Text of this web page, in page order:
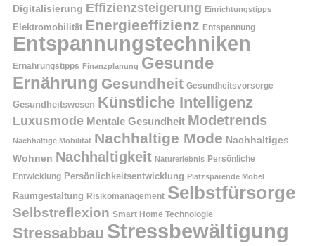
Digitalisierung Effizienzsteigerung Einrichtungstipps
Elektromobilität Energieeffizienz Entspannung
Entspannungstechniken
Ernährungstipps Finanzplanung Gesunde
Ernährung Gesundheit Gesundheitsvorsorge
Gesundheitswesen Künstliche Intelligenz
Luxusmode Mentale Gesundheit Modetrends
Nachhaltige Mobilität Nachhaltige Mode Nachhaltiges
Wohnen Nachhaltigkeit Naturerlebnis Persönliche
Entwicklung Persönlichkeitsentwicklung Platzsparende Möbel
Raumgestaltung Risikomanagement Selbstfürsorge
Selbstreflexion Smart Home Technologie
Stressabbau Stressbewältigung